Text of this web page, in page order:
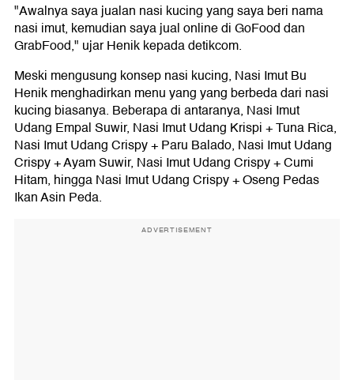
"Awalnya saya jualan nasi kucing yang saya beri nama
nasi imut, kemudian saya jual online di GoFood dan
GrabFood," ujar Henik kepada detikcom.
Meski mengusung konsep nasi kucing, Nasi Imut Bu
Henik menghadirkan menu yang yang berbeda dari nasi
kucing biasanya. Beberapa di antaranya, Nasi Imut
Udang Empal Suwir, Nasi Imut Udang Krispi + Tuna Rica,
Nasi Imut Udang Crispy + Paru Balado, Nasi Imut Udang
Crispy + Ayam Suwir, Nasi Imut Udang Crispy + Cumi
Hitam, hingga Nasi Imut Udang Crispy + Oseng Pedas
Ikan Asin Peda.
ADVERTISEMENT